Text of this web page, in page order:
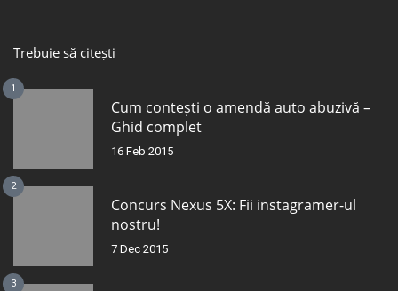
Trebuie să citești
1
Cum contești o amendă auto abuzivă –
Ghid complet
16 Feb 2015
2
Concurs Nexus 5X: Fii instagramer-ul
nostru!
7 Dec 2015
3